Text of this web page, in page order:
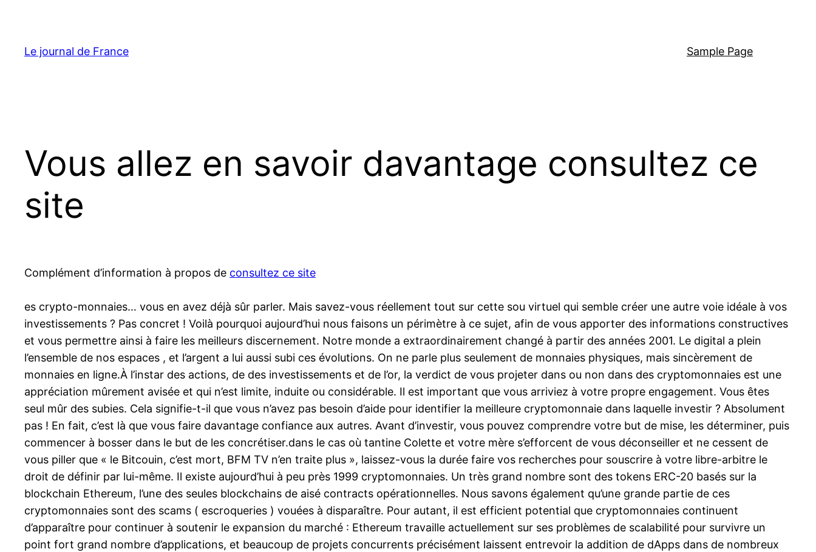
contenu
Le journal de France Sample Page
Vous allez en savoir davantage consultez ce
site
Complément d’information à propos de consultez ce site
es crypto-monnaies… vous en avez déjà sûr parler. Mais savez-vous réellement tout sur cette sou virtuel qui semble créer une autre voie idéale à vos
investissements ? Pas concret ! Voilà pourquoi aujourd’hui nous faisons un périmètre à ce sujet, afin de vous apporter des informations constructives
et vous permettre ainsi à faire les meilleurs discernement. Notre monde a extraordinairement changé à partir des années 2001. Le digital a plein
l’ensemble de nos espaces , et l’argent a lui aussi subi ces évolutions. On ne parle plus seulement de monnaies physiques, mais sincèrement de
monnaies en ligne.À l’instar des actions, de des investissements et de l’or, la verdict de vous projeter dans ou non dans des cryptomonnaies est une
appréciation mûrement avisée et qui n’est limite, induite ou considérable. Il est important que vous arriviez à votre propre engagement. Vous êtes
seul mûr des subies. Cela signifie-t-il que vous n’avez pas besoin d’aide pour identifier la meilleure cryptomonnaie dans laquelle investir ? Absolument
pas ! En fait, c’est là que vous faire davantage confiance aux autres. Avant d’investir, vous pouvez comprendre votre but de mise, les déterminer, puis
commencer à bosser dans le but de les concrétiser.dans le cas où tantine Colette et votre mère s’efforcent de vous déconseiller et ne cessent de
vous piller que « le Bitcouin, c’est mort, BFM TV n’en traite plus », laissez-vous la durée faire vos recherches pour souscrire à votre libre-arbitre le
droit de définir par lui-même. Il existe aujourd’hui à peu près 1999 cryptomonnaies. Un très grand nombre sont des tokens ERC-20 basés sur la
blockchain Ethereum, l’une des seules blockchains de aisé contracts opérationnelles. Nous savons également qu’une grande partie de ces
cryptomonnaies sont des scams ( escroqueries ) vouées à disparaître. Pour autant, il est efficient potential que cryptomonnaies continuent
d’apparaître pour continuer à soutenir le expansion du marché : Ethereum travaille actuellement sur ses problèmes de scalabilité pour survivre un
point fort grand nombre d’applications, et beaucoup de projets concurrents précisément laissent entrevoir la addition de dApps dans de nombreux